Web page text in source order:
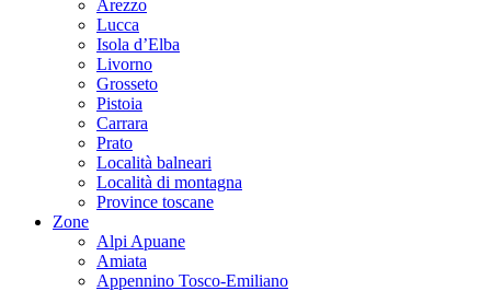
Arezzo
Lucca
Isola d’Elba
Livorno
Grosseto
Pistoia
Carrara
Prato
Località balneari
Località di montagna
Province toscane
Zone
Alpi Apuane
Amiata
Appennino Tosco-Emiliano